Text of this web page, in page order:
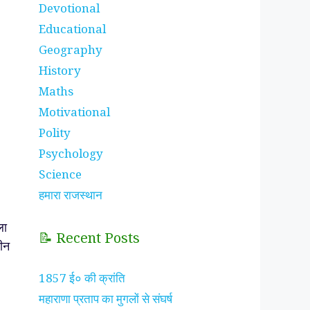
Devotional
Educational
Geography
History
Maths
Motivational
Polity
Psychology
Science
हमारा राजस्थान
📝 Recent Posts
1857 ई० की क्रांति
महाराणा प्रताप का मुगलों से संघर्ष